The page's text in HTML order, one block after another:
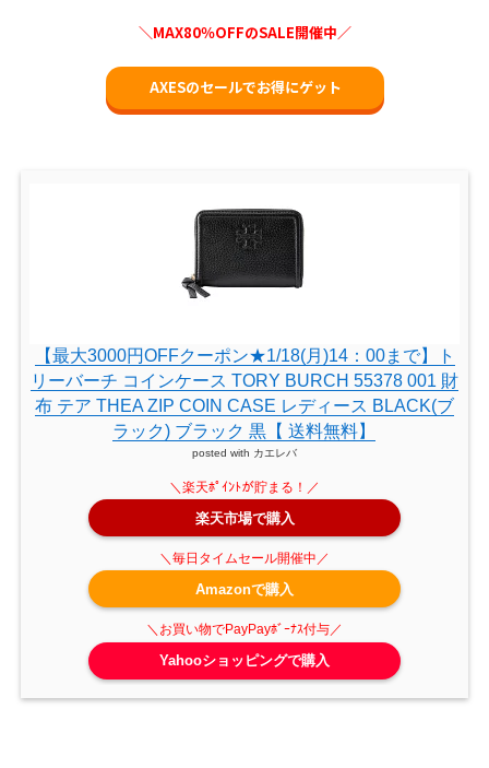
＼MAX80％OFFのSALE開催中／
AXESのセールでお得にゲット
【最大3000円OFFクーポン★1/18(月)14：00まで】ト
リーバーチ コインケース TORY BURCH 55378 001 財
布 テア THEA ZIP COIN CASE レディース BLACK(ブ
ラック) ブラック 黒【 送料無料】
posted with カエレバ
楽天市場で購入
Amazonで購入
Yahooショッピングで購入